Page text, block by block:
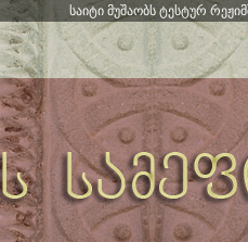
საიტი მუშაობს ტესტურ